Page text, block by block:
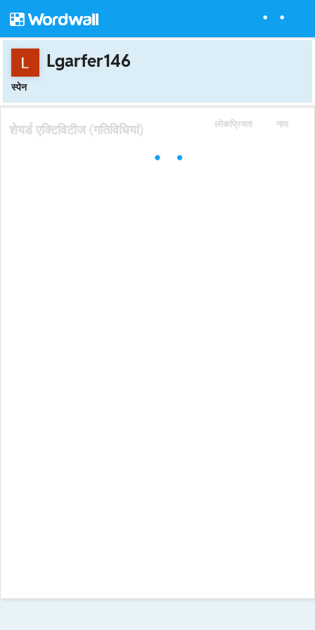
Lgarfer146
स्पेन
लोकप्रियता नाम
शेयर्ड एक्टिविटीज (गतिविधियां)